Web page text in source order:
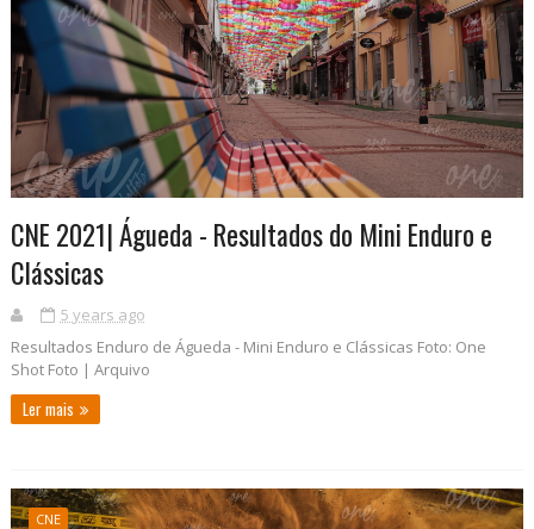
CNE 2021| Águeda - Resultados do Mini Enduro e
Clássicas
5 years ago
Resultados Enduro de Águeda - Mini Enduro e Clássicas Foto: One
Shot Foto | Arquivo
Ler mais
CNE